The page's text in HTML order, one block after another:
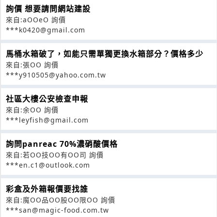
詢價 想要請問網站建設
來自:aOOeO 詢價
***k0420@gmail.com
馬桶水箱破了，如能只需單獨更換水箱部分？價格多少
來自:張OO 詢價
***y910505@yahoo.com.tw
社區大樓公安檢查申報
來自:余OO 詢價
***leyfish@gmail.com
詢問panreac 70%濃硝酸價格
來自:若OO技OO有OO司 詢價
***en.c1@outlook.com
彩盒及外箱報價要找誰
來自:魔OO品OO股OO限OO 詢價
***san@magic-food.com.tw